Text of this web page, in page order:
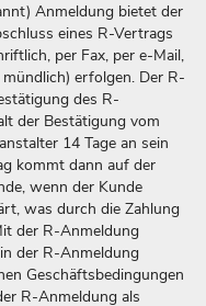
Anmeldung bietet der
eines R-Vertrags
per Fax, per e-Mail,
erfolgen. Der R-
des R-
der Bestätigung vom
14 Tage an sein
kommt dann auf der
wenn der Kunde
was durch die Zahlung
der R-Anmeldung
der R-Anmeldung
Geschäftsbedingungen
R-Anmeldung als